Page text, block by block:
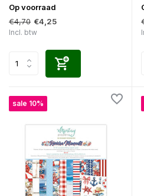
Op voorraad
€4,70 €4,25
Incl. btw
sale 10%